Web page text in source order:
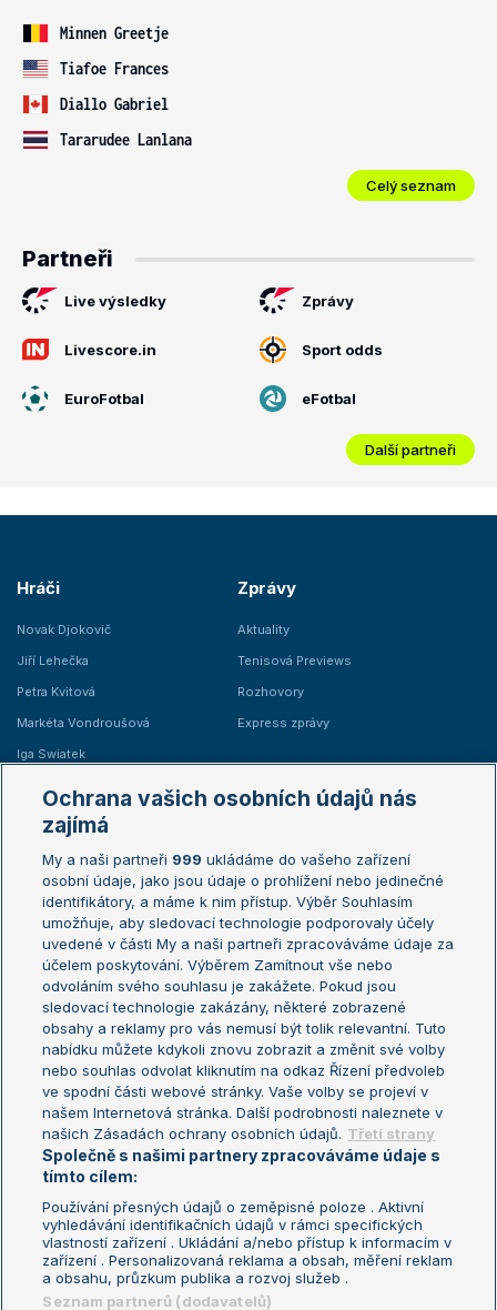
Minnen Greetje
Tiafoe Frances
Diallo Gabriel
Tararudee Lanlana
Celý seznam
Partneři
Live výsledky Zprávy
Livescore.in Sport odds
EuroFotbal eFotbal
Další partneři
Hráči
Novak Djokovič
Jiří Lehečka
Petra Kvitová
Markéta Vondroušová
Iga Swiatek
Zprávy
Aktuality
Tenisová Previews
Rozhovory
Express zprávy
Žebříčky
Žebříček ATP (muži)
Žebříček WTA (ženy)
Sázkařský žebříček
Australian Open
French Open
Wimbledon
US Open
Turnaj mistrů
Turnaj mistryň
Aktualní trendy
Fotbalové přestupy
Livesport Daily
LS Prague Open
Podmínky užití
Nastavení soukromí
GDPR a žurnalistika
Reklama
Kontakt
Informace o zpracování osobních
údajů
Ochrana vašich osobních údajů nás
zajímá
My a naši partneři 999 ukládáme do vašeho zařízení
osobní údaje, jako jsou údaje o prohlížení nebo jedinečné
identifikátory, a máme k nim přístup. Výběr Souhlasím
umožňuje, aby sledovací technologie podporovaly účely
uvedené v části My a naši partneři zpracováváme údaje za
účelem poskytování. Výběrem Zamítnout vše nebo
odvoláním svého souhlasu je zakážete. Pokud jsou
sledovací technologie zakázány, některé zobrazené
obsahy a reklamy pro vás nemusí být tolik relevantní. Tuto
nabídku můžete kdykoli znovu zobrazit a změnit své volby
nebo souhlas odvolat kliknutím na odkaz Řízení předvoleb
ve spodní části webové stránky. Vaše volby se projeví v
našem Internetová stránka. Další podrobnosti naleznete v
našich Zásadách ochrany osobních údajů. Třetí strany
Společně s našimi partnery zpracováváme údaje s
tímto cílem:
Používání přesných údajů o zeměpisné poloze . Aktivní
vyhledávání identifikačních údajů v rámci specifických
vlastností zařízení . Ukládání a/nebo přístup k informacím v
zařízení . Personalizovaná reklama a obsah, měření reklam
a obsahu, průzkum publika a rozvoj služeb .
Seznam partnerů (dodavatelů)